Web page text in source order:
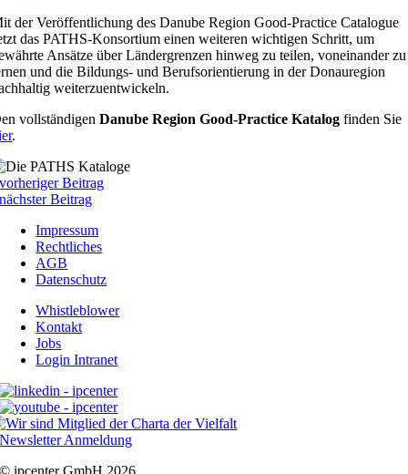
der Veröffentlichung des Danube Region Good-Practice Catalogue
das PATHS-Konsortium einen weiteren wichtigen Schritt, um
Ansätze über Ländergrenzen hinweg zu teilen, voneinander zu
und die Bildungs- und Berufsorientierung in der Donauregion
weiterzuentwickeln.
vollständigenDanube Region Good-Practice Katalog finden Sie
.
vorheriger Beitrag
nächster Beitrag
Impressum
Rechtliches
AGB
Datenschutz
Whistleblower
Kontakt
Jobs
Login Intranet
Newsletter Anmeldung
© ipcenter GmbH 2026